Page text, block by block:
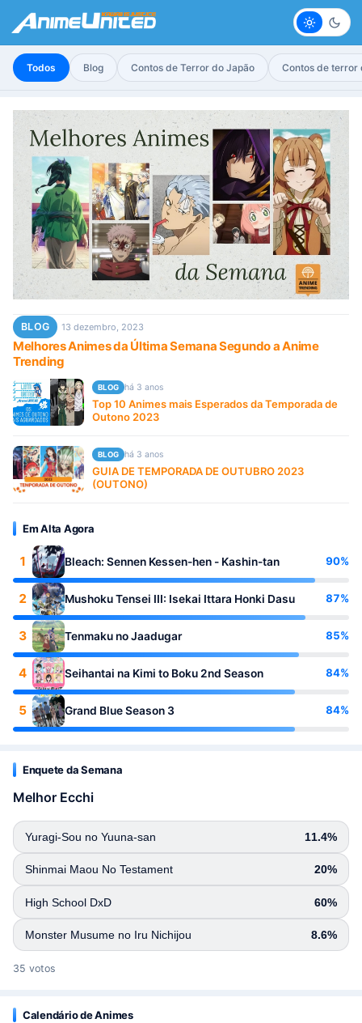
Claro
Todos Blog Contos de Terror do Japão Contos de terror
BLOG 13 dezembro, 2023
Melhores Animes da Última Semana Segundo a Anime
Trending
BLOG há 3 anos
Top 10 Animes mais Esperados da Temporada de
Outono 2023
BLOG há 3 anos
GUIA DE TEMPORADA DE OUTUBRO 2023
(OUTONO)
Em Alta Agora
1 Bleach: Sennen Kessen-hen - Kashin-tan 90%
2 Mushoku Tensei III: Isekai Ittara Honki Dasu 87%
3 Tenmaku no Jaadugar 85%
4 Seihantai na Kimi to Boku 2nd Season 84%
5 Grand Blue Season 3 84%
Enquete da Semana
Melhor Ecchi
Yuragi-Sou no Yuuna-san 11.4%
Shinmai Maou No Testament 20%
High School DxD 60%
Monster Musume no Iru Nichijou 8.6%
35 votos
Calendário de Animes